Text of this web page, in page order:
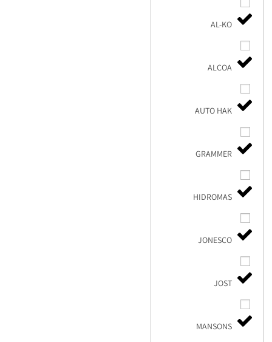
AL-KO
ALCOA
AUTO HAK
GRAMMER
HIDROMAS
JONESCO
JOST
MANSONS